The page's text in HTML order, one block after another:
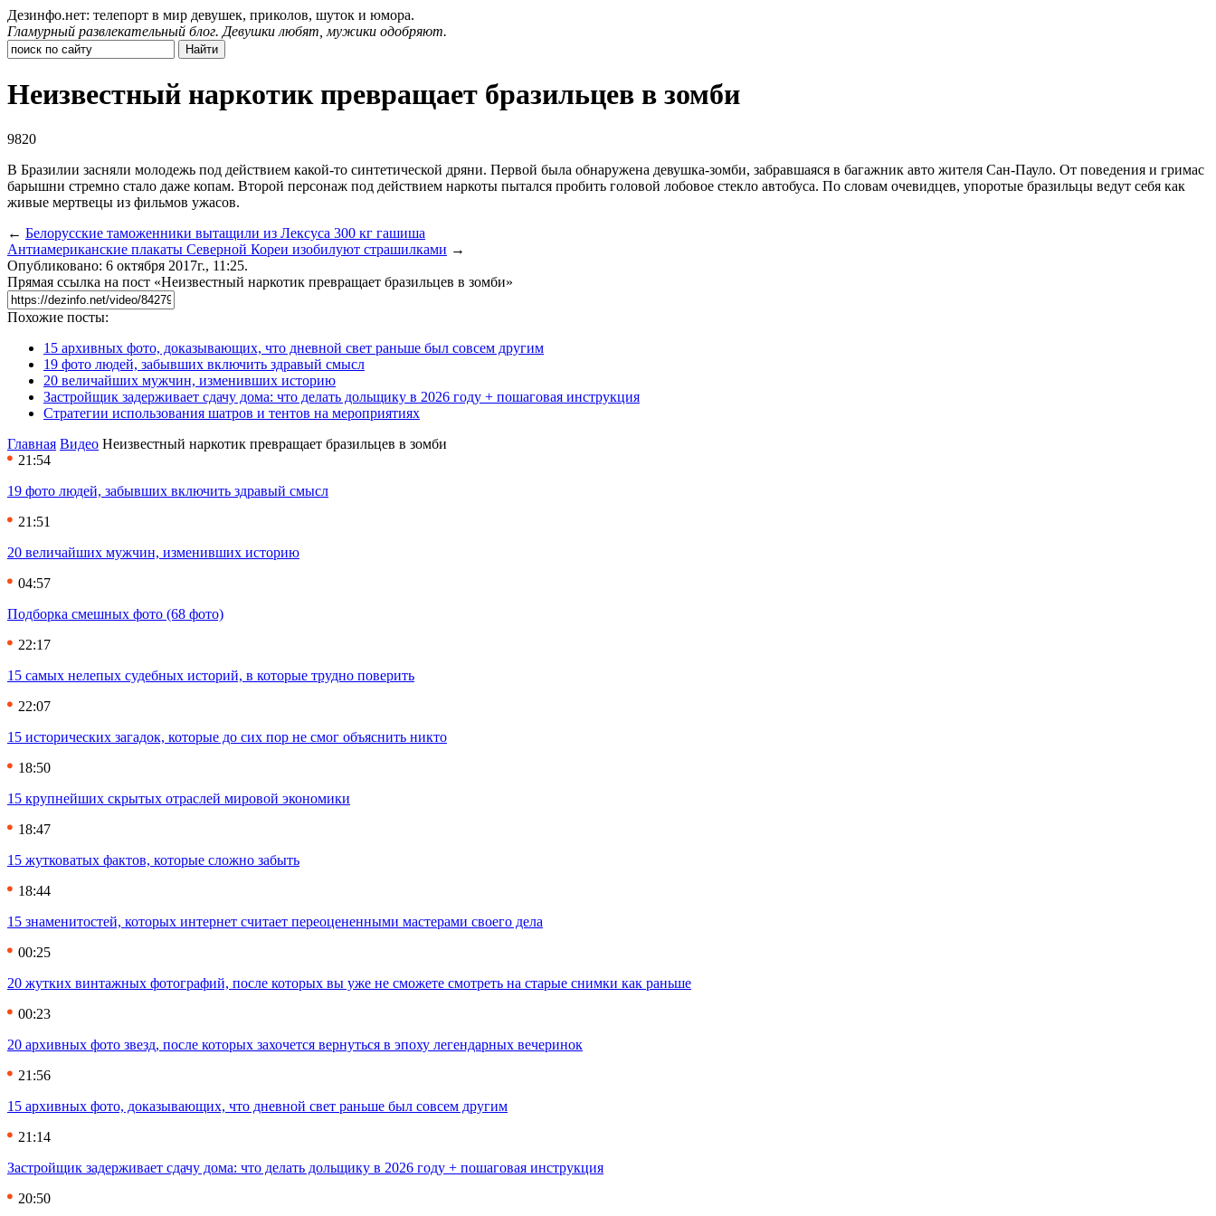
Дезинфо.нет: телепорт в мир девушек, приколов, шуток и юмора.
Гламурный развлекательный блог. Девушки любят, мужики одобряют.
Неизвестный наркотик превращает бразильцев в зомби
9820
В Бразилии засняли молодежь под действием какой-то синтетической дряни. Первой была обнаружена девушка-зомби, забравшаяся в багажник авто жителя Сан-Пауло. От поведения и гримас
барышни стремно стало даже копам. Второй персонаж под действием наркоты пытался пробить головой лобовое стекло автобуса. По словам очевидцев, упоротые бразильцы ведут себя как
живые мертвецы из фильмов ужасов.
← Белорусские таможенники вытащили из Лексуса 300 кг гашиша
Антиамериканские плакаты Северной Кореи изобилуют страшилками →
Опубликовано: 6 октября 2017г., 11:25.
Прямая ссылка на пост «Неизвестный наркотик превращает бразильцев в зомби»
Похожие посты:
15 архивных фото, доказывающих, что дневной свет раньше был совсем другим
19 фото людей, забывших включить здравый смысл
20 величайших мужчин, изменивших историю
Застройщик задерживает сдачу дома: что делать дольщику в 2026 году + пошаговая инструкция
Стратегии использования шатров и тентов на мероприятиях
Главная Видео Неизвестный наркотик превращает бразильцев в зомби
21:54
19 фото людей, забывших включить здравый смысл
21:51
20 величайших мужчин, изменивших историю
04:57
Подборка смешных фото (68 фото)
22:17
15 самых нелепых судебных историй, в которые трудно поверить
22:07
15 исторических загадок, которые до сих пор не смог объяснить никто
18:50
15 крупнейших скрытых отраслей мировой экономики
18:47
15 жутковатых фактов, которые сложно забыть
18:44
15 знаменитостей, которых интернет считает переоцененными мастерами своего дела
00:25
20 жутких винтажных фотографий, после которых вы уже не сможете смотреть на старые снимки как раньше
00:23
20 архивных фото звезд, после которых захочется вернуться в эпоху легендарных вечеринок
21:56
15 архивных фото, доказывающих, что дневной свет раньше был совсем другим
21:14
Застройщик задерживает сдачу дома: что делать дольщику в 2026 году + пошаговая инструкция
20:50